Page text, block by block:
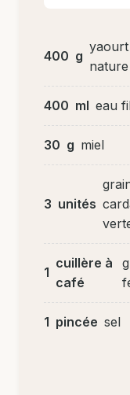
400 g
yaourt
nature
400 ml eau
30 g miel
3 unités
1
cuillère à
café
1 pincée sel